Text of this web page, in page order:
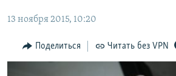
главной
навигации
Вернутся
11 ЛЕТ ОККУПАЦИИ КРЫМА. 11 ИСТОРИЙ
ЕЩЕ
ИНТЕРАКТИВ
РАДІО СВОБОДА
КАК ОБОЙТИ БЛОКИРОВКУ
13 ноября 2015, 10:20
Поделиться Читать без VPN